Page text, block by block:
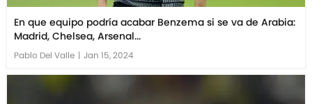
En que equipo podría acabar Benzema si se va de Arabia:
Madrid, Chelsea, Arsenal...
Pablo Del Valle | Jan 15, 2024